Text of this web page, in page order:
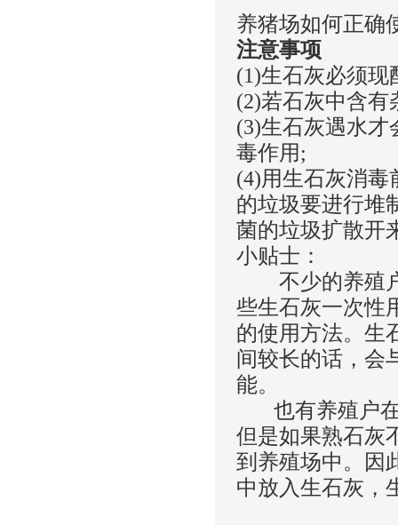
养猪场如何正确
注意事项
(1)生石灰必须
(2)若石灰中含
(3)生石灰遇水
毒作用;
(4)用生石灰消
的垃圾要进行堆
菌的垃圾扩散开
小贴士：
不少的养殖户
些生石灰一次性
的使用方法。生
间较长的话，会
能。
也有养殖户在
但是如果熟石灰
到养殖场中。因
中放入生石灰，